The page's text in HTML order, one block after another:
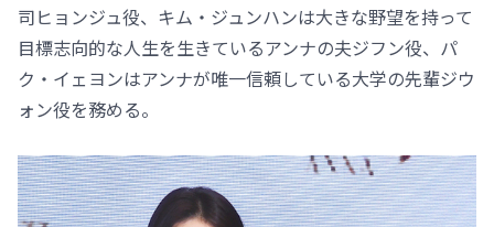
司ヒョンジュ役、キム・ジュンハンは大きな野望を持って
目標志向的な人生を生きているアンナの夫ジフン役、パ
ク・イェヨンはアンナが唯一信頼している大学の先輩ジウ
ォン役を務める。